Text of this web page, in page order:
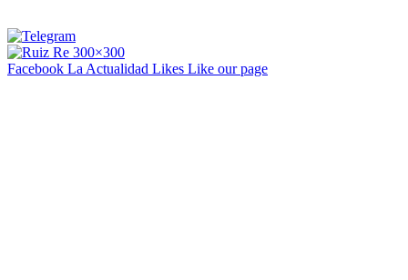
Facebook La Actualidad Likes Like our page